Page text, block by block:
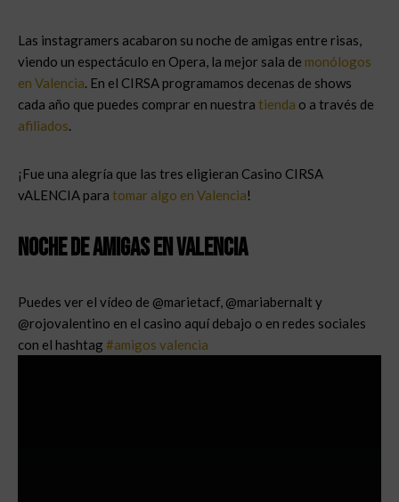
Las instagramers acabaron su noche de amigas entre risas,
viendo un espectáculo en Opera, la mejor sala de monólogos
en Valencia. En el CIRSA programamos decenas de shows
cada año que puedes comprar en nuestra tienda o a través de
afiliados.
¡Fue una alegría que las tres eligieran Casino CIRSA
vALENCIA para tomar algo en Valencia!
Noche de amigas en Valencia
Puedes ver el vídeo de @marietacf, @mariabernalt y
@rojovalentino en el casino aquí debajo o en redes sociales
con el hashtag #amigos valencia